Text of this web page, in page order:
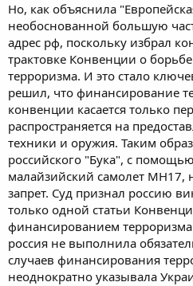
Но, как объяснила
необоснованной большую
адрес рф, поскольку избрал
трактовке Конвенции о
терроризма. И это стало
решил, что финансирование
конвенции касается только
распространяется на
техники и оружия. Таким
российского "Бука", с
малайзийский самолет MH17,
запрет. Суд признал россию
только одной статьи
финансированием
россия не выполнила
случаев финансирования
неоднократно указывала